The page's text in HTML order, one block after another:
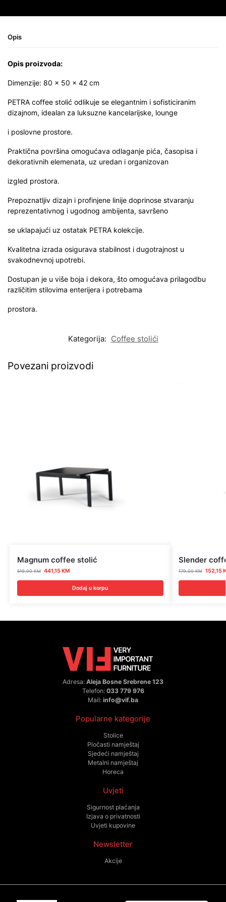
Opis
Opis proizvoda:
Dimenzije: 80 × 50 × 42 cm
PETRA coffee stolić odlikuje se elegantnim i sofisticiranim
dizajnom, idealan za luksuzne kancelarijske, lounge
i poslovne prostore.
Praktična površina omogućava odlaganje pića, časopisa i
dekorativnih elemenata, uz uredan i organizovan
izgled prostora.
Prepoznatljiv dizajn i profinjene linije doprinose stvaranju
reprezentativnog i ugodnog ambijenta, savršeno
se uklapajući uz ostatak PETRA kolekcije.
Kvalitetna izrada osigurava stabilnost i dugotrajnost u
svakodnevnoj upotrebi.
Dostupan je u više boja i dekora, što omogućava prilagodbu
različitim stilovima enterijera i potrebama
prostora.
Kategorija: Coffee stolići
Povezani proizvodi
Magnum coffee stolić
519,00KM 441,15KM
Dodaj u korpu
Slender
179,00KM 152,15
Adresa: Aleja Bosne Srebrene 123
Telefon: 033 779 976
Mail: info@vif.ba
Popularne kategorije
Stolice
Pločasti namještaj
Sjedeći namještaj
Metalni namještaj
Horeca
Uvjeti
Sigurnost plaćanja
Izjava o privatnosti
Uvjeti kupovine
Newsletter
Akcije